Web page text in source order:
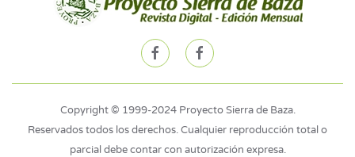
Copyright © 1999-2024 Proyecto Sierra de Baza.
Reservados todos los derechos. Cualquier reproducción total o
parcial debe contar con autorización expresa.